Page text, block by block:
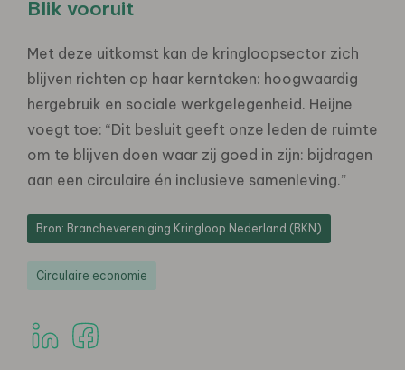
Blik vooruit
Met deze uitkomst kan de kringloopsector zich
blijven richten op haar kerntaken: hoogwaardig
hergebruik en sociale werkgelegenheid. Heijne
voegt toe: “Dit besluit geeft onze leden de ruimte
om te blijven doen waar zij goed in zijn: bijdragen
aan een circulaire én inclusieve samenleving.”
Bron: Branchevereniging Kringloop Nederland (BKN)
Circulaire economie